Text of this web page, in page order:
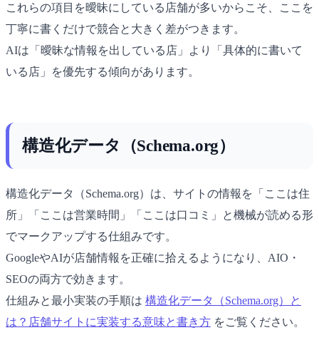
これらの項目を曖昧にしている店舗が多いからこそ、ここを
丁寧に書くだけで競合と大きく差がつきます。
AIは「曖昧な情報を出している店」より「具体的に書いて
いる店」を優先する傾向があります。
構造化データ（Schema.org）
構造化データ（Schema.org）は、サイトの情報を「ここは住
所」「ここは営業時間」「ここは口コミ」と機械が読める形
でマークアップする仕組みです。
GoogleやAIが店舗情報を正確に拾えるようになり、AIO・
SEOの両方で効きます。
仕組みと最小実装の手順は 構造化データ（Schema.org）と
は？店舗サイトに実装する意味と書き方 をご覧ください。